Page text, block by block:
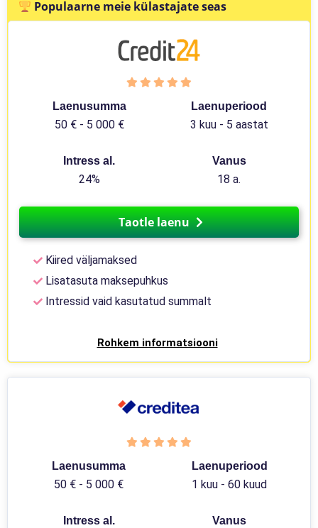
Populaarne meie külastajate seas
Laenusumma
50 € - 5 000 €
Laenuperiood
3 kuu - 5 aastat
Intress al.
24%
Vanus
18 a.
Taotle laenu
Kiired väljamaksed
Lisatasuta maksepuhkus
Intressid vaid kasutatud summalt
Rohkem informatsiooni
Laenusumma
50 € - 5 000 €
Laenuperiood
1 kuu - 60 kuud
Intress al. Vanus